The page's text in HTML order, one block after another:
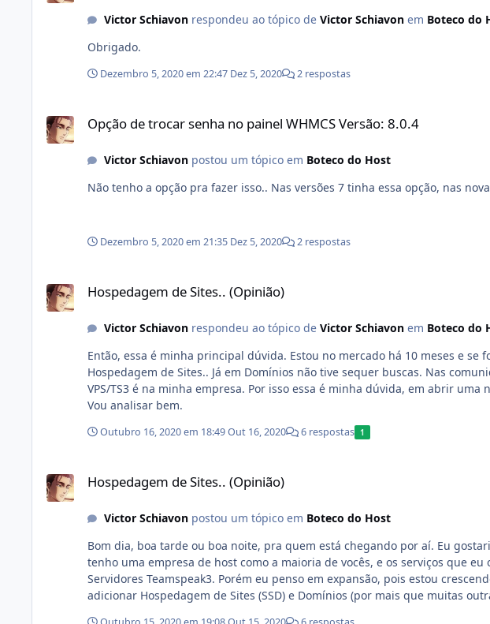
Victor Schiavonrespondeu ao tópico de Victor Schiavonem Boteco do
Obrigado.
Dezembro 5, 2020 em 22:47 Dez 5, 2020 2 respostas
Opção de trocar senha no painel WHMCS Versão: 8.0.4
Victor Schiavonpostou um tópico em Boteco do Host
Não tenho a opção pra fazer isso.. Nas versões 7 tinha essa
Dezembro 5, 2020 em 21:35 Dez 5, 2020 2 respostas
Hospedagem de Sites.. (Opinião)
Victor Schiavonrespondeu ao tópico de Victor Schiavonem Boteco do
Então, essa é minha principal dúvida. Estou no mercado há 10 meses e se
Hospedagem de Sites.. Já em Domínios não tive sequer buscas. Nas comunidades que eu participo todos sabem que
VPS/TS3 é na minha empresa. Por isso essa é minha dúvida, em abrir
Vou analisar bem.
Outubro 16, 2020 em 18:49Out 16, 2020 6 respostas 1
Hospedagem de Sites.. (Opinião)
Victor Schiavonpostou um tópico em Boteco do Host
Bom dia, boa tarde ou boa noite, pra quem está chegando por aí. Eu gostaria de pedir a opinião e dica de vocês, eu
tenho uma empresa de host como a maioria de vocês, e os serviços que eu
Servidores Teamspeak3. Porém eu penso em expansão, pois estou crescendo bastante, e meu pensamento é em
adicionar Hospedagem de Sites (SSD) e Domínios (por mais que muitas